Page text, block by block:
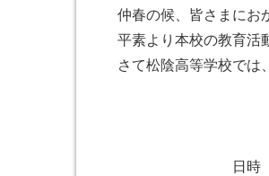
仲春の候、皆さまにお
平素より本校の教育活
さて松陰高等学校では
日時 令和3年